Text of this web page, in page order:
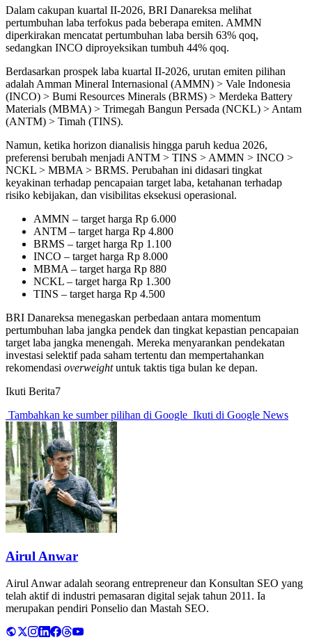
Dalam cakupan kuartal II-2026, BRI Danareksa melihat
pertumbuhan laba terfokus pada beberapa emiten. AMMN
diperkirakan mencatat pertumbuhan laba bersih 63% qoq,
sedangkan INCO diproyeksikan tumbuh 44% qoq.
Berdasarkan prospek laba kuartal II-2026, urutan emiten pilihan
adalah Amman Mineral Internasional (AMMN) > Vale Indonesia
(INCO) > Bumi Resources Minerals (BRMS) > Merdeka Battery
Materials (MBMA) > Trimegah Bangun Persada (NCKL) > Antam
(ANTM) > Timah (TINS).
Namun, ketika horizon dianalisis hingga paruh kedua 2026,
preferensi berubah menjadi ANTM > TINS > AMMN > INCO >
NCKL > MBMA > BRMS. Perubahan ini didasari tingkat
keyakinan terhadap pencapaian target laba, ketahanan terhadap
risiko kebijakan, dan visibilitas eksekusi operasional.
AMMN – target harga Rp 6.000
ANTM – target harga Rp 4.800
BRMS – target harga Rp 1.100
INCO – target harga Rp 8.000
MBMA – target harga Rp 880
NCKL – target harga Rp 1.300
TINS – target harga Rp 4.500
BRI Danareksa menegaskan perbedaan antara momentum
pertumbuhan laba jangka pendek dan tingkat kepastian pencapaian
target laba jangka menengah. Mereka menyarankan pendekatan
investasi selektif pada saham tertentu dan mempertahankan
rekomendasi overweightuntuk taktis tiga bulan ke depan.
Ikuti Berita7
Tambahkan ke sumber pilihan di Google Ikuti di Google News
Airul Anwar
Airul Anwar adalah seorang entrepreneur dan Konsultan SEO yang
telah aktif di industri pemasaran digital sejak tahun 2011. Ia
merupakan pendiri Ponselio dan Mastah SEO.